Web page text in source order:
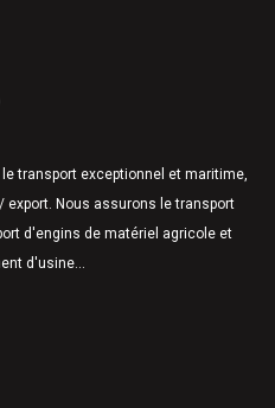
transport exceptionnel et maritime,
export. Nous assurons le transport
d'engins de matériel agricole et
d'usine...